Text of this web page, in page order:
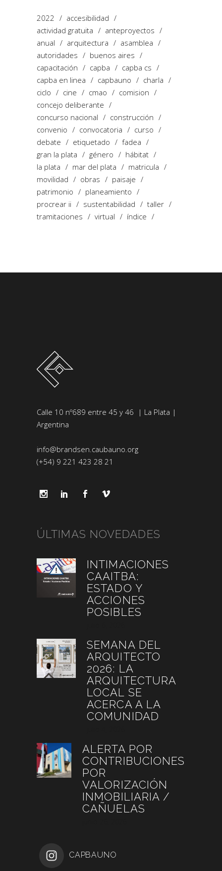
2022
accesibilidad
actividad gratuita
anteproyectos
anual
arquitectura
asamblea
autoridades
buenos aires
capacitación
capba
capba cs
capba en linea
capbauno
charla
ciclo
cine cmao
comision
concejo deliberante
concurso nacional
construcción
convenio
convocatoria
curso
debate
etiquetado
fadea
gran la plata
género
hábitat
la plata
mar del plata
matricula
movilidad
obras
paisaje
patrimonio
planeamiento
procrear ii
sustentabilidad
taller
tramitaciones
virtual índice
Calle 10 nº689 entre 45 y 46 | La Plata |
Argentina
info@brandsen.caubauno.org
(+54) 9 221 423 28 21
ÚLTIMAS NOVEDADES
INTIMACIONES
CAAITBA:
ESTADO Y
ACCIONES
POSIBLES
SEMANA DEL
ARQUITECTO
2026: LA
ARQUITECTURA
LOCAL SE
ACERCA A LA
COMUNIDAD
ALERTA POR
CONTRIBUCIONES
POR
VALORIZACIÓN
INMOBILIARIA /
CAÑUELAS
CAPBAUNO